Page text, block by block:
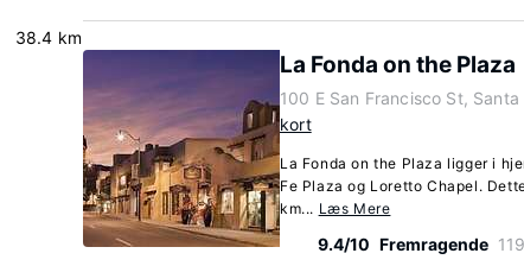
38.4 km
La Fonda on the Plaza
100 E San Francisco St,
kort
La Fonda on the Plaza ligger i
Fe Plaza og Loretto Chapel.
km... Læs Mere
9.4/10 Fremragende